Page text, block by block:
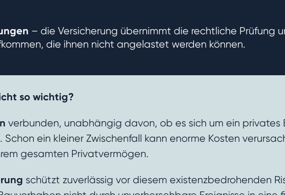
– die Versicherung übernimmt die rechtliche Prüfung
die ihnen nicht angelastet werden können.
so wichtig?
verbunden, unabhängig davon, ob es sich um ein privates
ein kleiner Zwischenfall kann enorme Kosten
gesamten Privatvermögen.
schützt zuverlässig vor diesem existenzbedrohenden